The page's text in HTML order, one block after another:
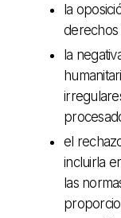
la
derechos
la
el
incluirla
las